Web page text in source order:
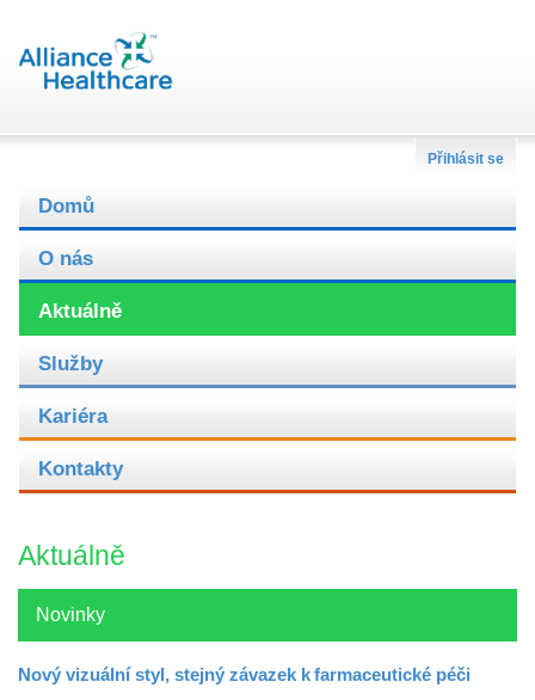
Přihlásit se
Domů
O nás
Aktuálně
Služby
Kariéra
Kontakty
Aktuálně
Novinky
Nový vizuální styl, stejný závazek k farmaceutické péči